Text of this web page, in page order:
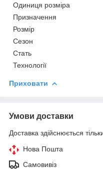
Одиниця розміра
Призначення
Розмір
Сезон
Стать
Технології
Приховати
Умови доставки
Доставка здійснюється
Нова Пошта
Самовивіз